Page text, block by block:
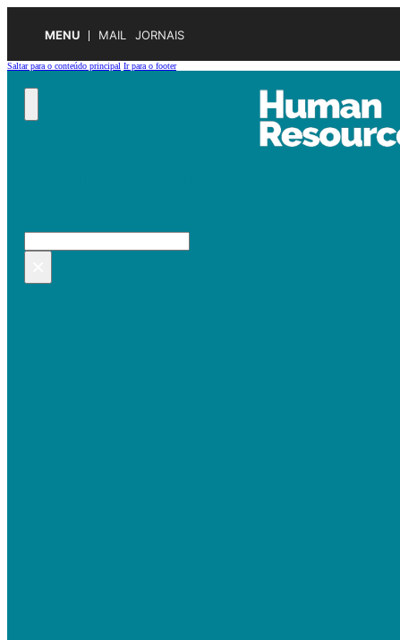
MENU MAIL JORNAIS
Saltar para o conteúdo principal Ir para o footer
Pesquisar